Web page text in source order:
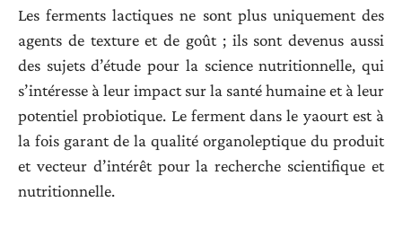
Les ferments lactiques ne sont plus uniquement des
agents de texture et de goût ; ils sont devenus aussi
des sujets d’étude pour la science nutritionnelle, qui
s’intéresse à leur impact sur la santé humaine et à leur
potentiel probiotique. Le ferment dans le yaourt est à
la fois garant de la qualité organoleptique du produit
et vecteur d’intérêt pour la recherche scientifique et
nutritionnelle.